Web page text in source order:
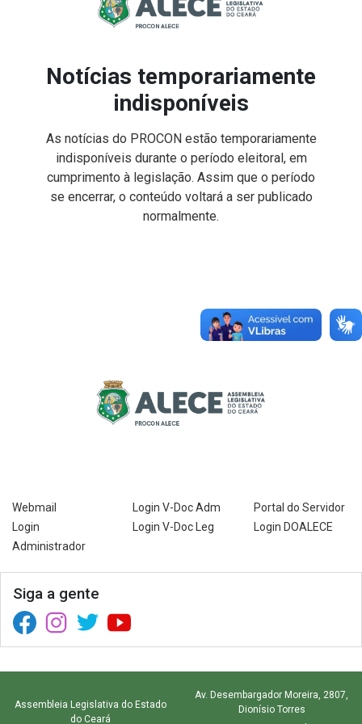
Notícias temporariamente
indisponíveis
As notícias do PROCON estão temporariamente
indisponíveis durante o período eleitoral, em
cumprimento à legislação. Assim que o período
se encerrar, o conteúdo voltará a ser publicado
normalmente.
Webmail
Login
Administrador
Login V-Doc Adm
Login V-Doc Leg
Portal do Servidor
Login DOALECE
Siga a gente
Facebook (abre em nova janela)
Instagram (abre em nova janela)
Twitter (abre em nova janela)
YouTube (abre em nova janela)
Assembleia Legislativa do Estado
do Ceará
Av. Desembargador Moreira, 2807,
Dionísio Torres